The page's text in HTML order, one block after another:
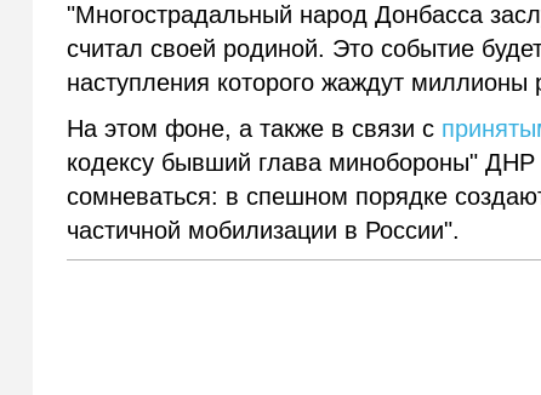
"Многострадальный народ Донбасса
считал своей родиной. Это событие
наступления которого жаждут
На этом фоне, а также в связи с
кодексу бывший глава минобороны"
сомневаться: в спешном порядке
частичной мобилизации в России".